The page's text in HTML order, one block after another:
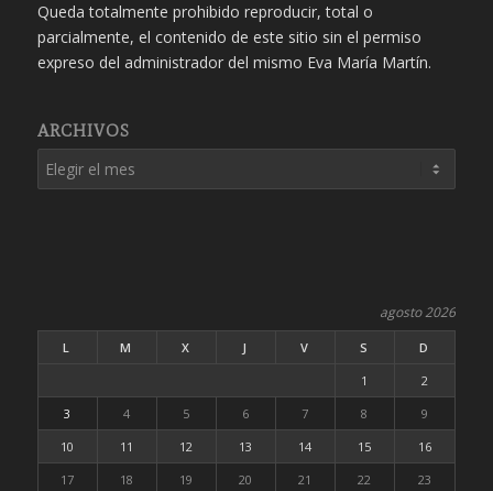
Queda totalmente prohibido reproducir, total o
parcialmente, el contenido de este sitio sin el permiso
expreso del administrador del mismo Eva María Martín.
ARCHIVOS
agosto 2026
L M X J V S
D
1
2
3
4 5 6 7 8
9
10
11 12 13 14 15
16
17
18 19 20 21 22
23